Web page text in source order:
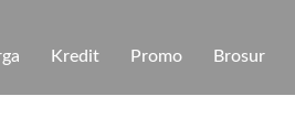
Kredit Promo Brosur